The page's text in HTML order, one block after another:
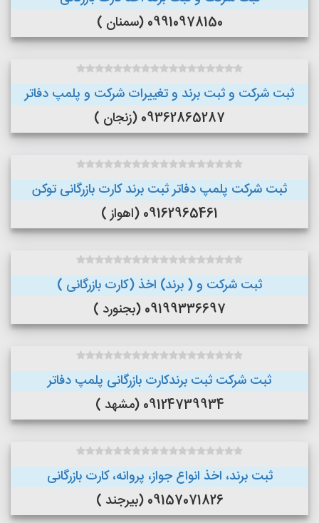
09910978150 (سمنان )
ثبت شرکت و ثبت برند و تغییرات شرکت و پلمپ دفاتر
09362865287 (زنجان )
ثبت شرکت پلمپ دفاتر ثبت برند کارت بازرگانی توکن
09162965461 (اهواز )
ثبت شرکت و ( برند) اخذ (کارت بازرگانی )
09199336697 (بجنورد )
ثبت شرکت ثبت برندکارت بازرگانی پلمپ دفاتر
09124739934 (مشهد )
ثبت برند، اخذ انواع جواز، پروانه، کارت بازرگانی
09157071826 (بیرجند )